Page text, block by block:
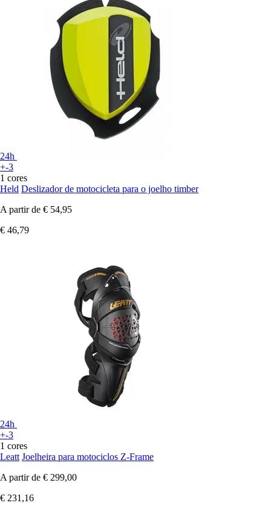
24h
+-3
1 cores
Held Deslizador de motocicleta para o joelho timber
A partir de € 54,95
€ 46,79
24h
+-3
1 cores
Leatt Joelheira para motociclos Z-Frame
A partir de € 299,00
€ 231,16